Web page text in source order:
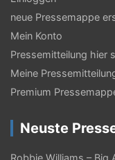
-
N
a
v
i
g
neue Pressemappe
Mein Konto
Pressemitteilung hier
Meine
Premium
Neuste
Robbie Williams – Big